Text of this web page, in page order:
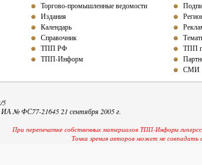
Торгово-промышленные ведомости
Издания
Календарь
Справочник
ТПП РФ
ТПП-Информ
ТПП
СМИ
5
№ ФС77-21645 21 сентября 2005 г.
При перепечатке собственных материалов ТПП-Информ
Точка зрения авторов может не совпадать